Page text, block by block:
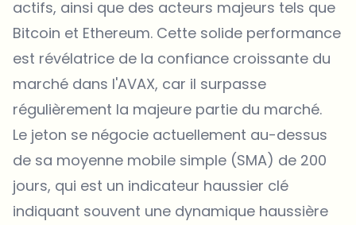
actifs, ainsi que des acteurs majeurs tels que
Bitcoin et Ethereum. Cette solide performance
est révélatrice de la confiance croissante du
marché dans l'AVAX, car il surpasse
régulièrement la majeure partie du marché.
Le jeton se négocie actuellement au-dessus
de sa moyenne mobile simple (SMA) de 200
jours, qui est un indicateur haussier clé
indiquant souvent une dynamique haussière